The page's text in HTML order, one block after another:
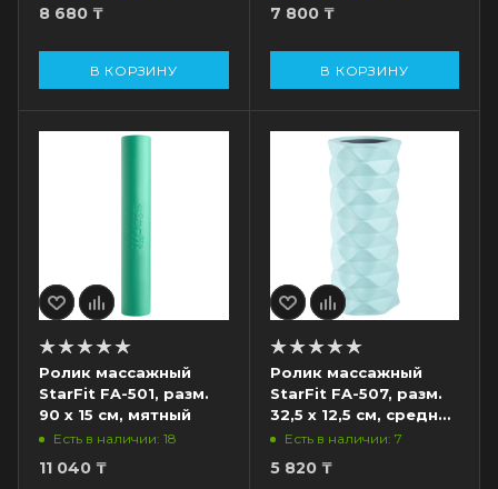
8 680 ₸
В КОРЗИНУ
7 800₸
В КОРЗИНУ
Ролик массажный
StarFit FA-501, разм.
90 х 15 см, мятный
Есть в наличии: 18
11 040 ₸
Ролик массажный
StarFit FA-507, разм.
32,5 х 12,5 см, средняя
жесткость, мятный/
Есть в наличии: 7
5 820₸